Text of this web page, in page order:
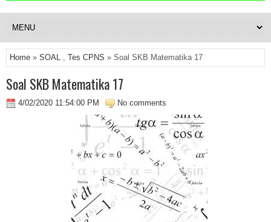
Home » SOAL , Tes CPNS » Soal SKB Matematika 17
Soal SKB Matematika 17
4/02/2020 11:54:00 PM No comments